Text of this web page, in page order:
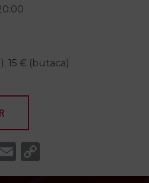
15 € (butaca)
WhatsApp
Email
Link